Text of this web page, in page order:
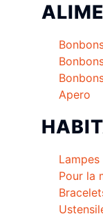
Apero
Pour la